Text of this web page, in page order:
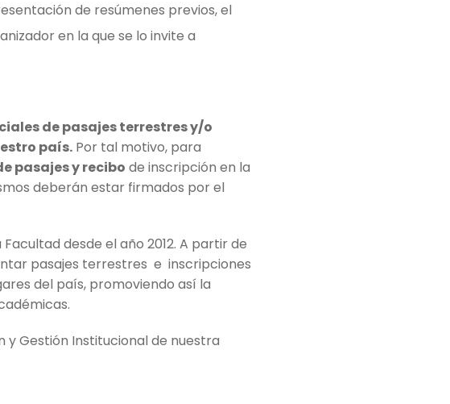
de resúmenes previos, el
en la que se lo invite a
de pasajes terrestres y/o
país. Por tal motivo, para
pasajes y recibo de inscripción en la
deberán estar firmados por el
desde el año 2012. A partir de
pasajes terrestres e inscripciones
del país, promoviendo así la
y Gestión Institucional de nuestra